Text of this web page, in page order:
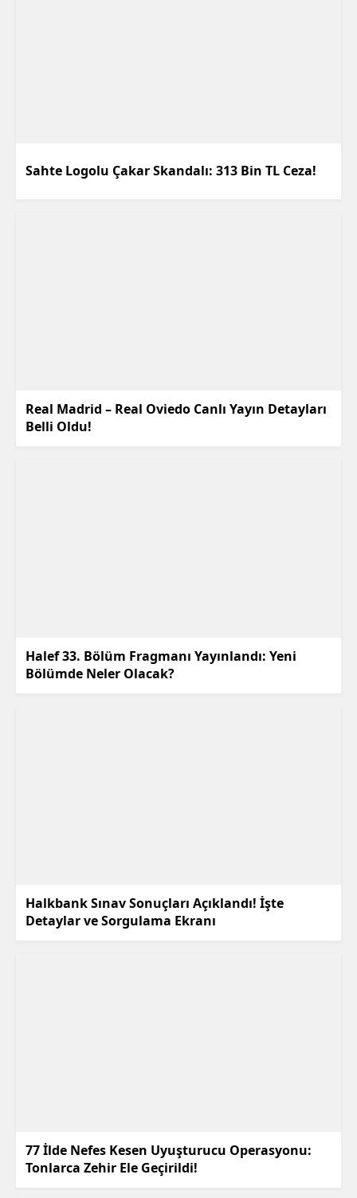
Sahte Logolu Çakar Skandalı: 313 Bin TL Ceza!
Real Madrid – Real Oviedo Canlı Yayın Detayları
Belli Oldu!
Halef 33. Bölüm Fragmanı Yayınlandı: Yeni
Bölümde Neler Olacak?
Halkbank Sınav Sonuçları Açıklandı! İşte
Detaylar ve Sorgulama Ekranı
77 İlde Nefes Kesen Uyuşturucu Operasyonu:
Tonlarca Zehir Ele Geçirildi!